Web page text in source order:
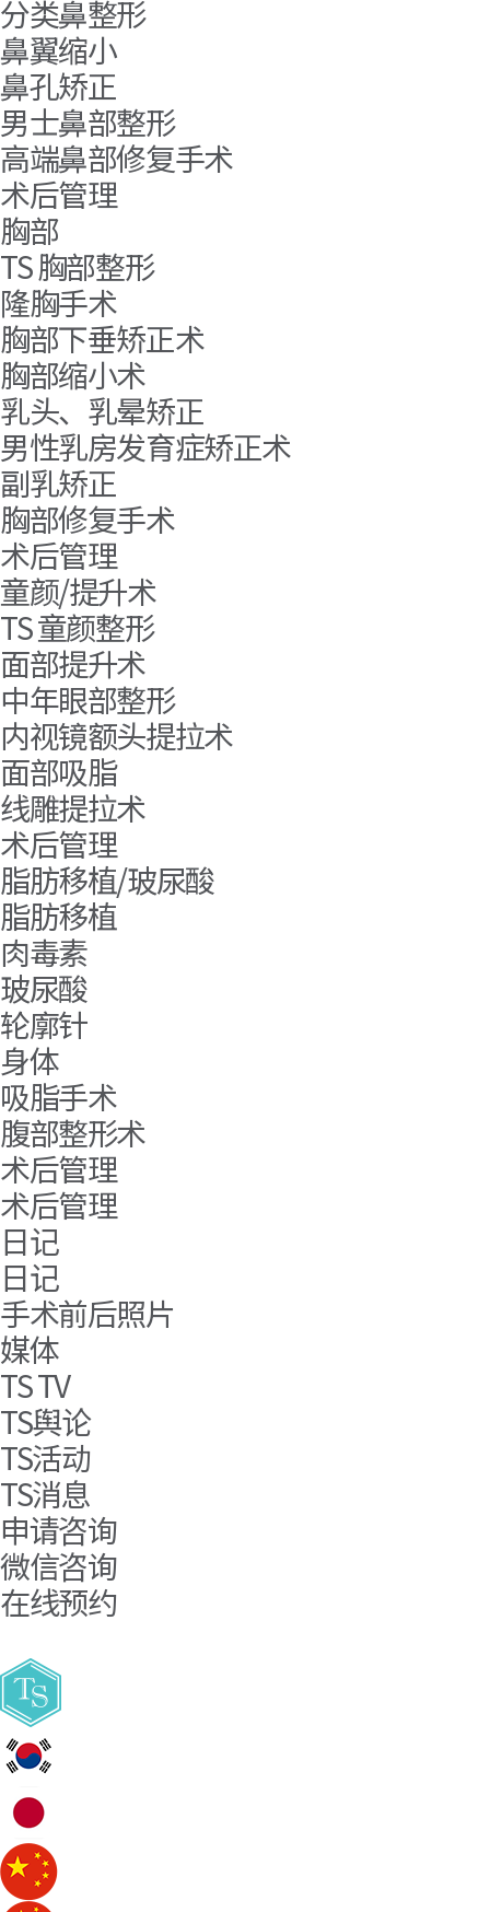
分类鼻整形
鼻翼缩小
鼻孔矫正
男士鼻部整形
高端鼻部修复手术
术后管理
胸部
TS 胸部整形
隆胸手术
胸部下垂矫正术
胸部缩小术
乳头、乳晕矫正
男性乳房发育症矫正术
副乳矫正
胸部修复手术
术后管理
童颜/提升术
TS 童颜整形
面部提升术
中年眼部整形
内视镜额头提拉术
面部吸脂
线雕提拉术
术后管理
脂肪移植/玻尿酸
脂肪移植
肉毒素
玻尿酸
轮廓针
身体
吸脂手术
腹部整形术
术后管理
术后管理
日记
日记
手术前后照片
媒体
TS TV
TS舆论
TS活动
TS消息
申请咨询
微信咨询
在线预约